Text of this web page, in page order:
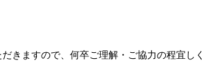
きますので、何卒ご理解・ご協力の程宜しく